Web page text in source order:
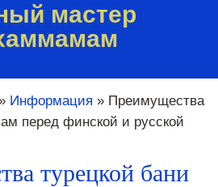
мастер
Информация » Преимущества
перед финской и русской
турецкой бани